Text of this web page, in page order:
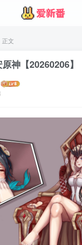
正文
神【20260206】